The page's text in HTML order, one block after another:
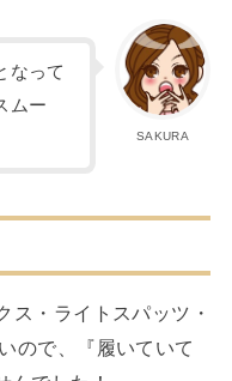
SAKURA
なって
ムー
ス・ライトスパッツ・
ので、『履いていて